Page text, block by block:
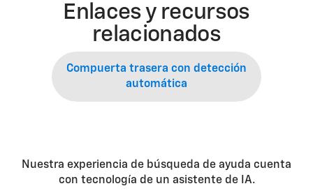
Enlaces y recursos
relacionados
Compuerta trasera con detección
automática
Nuestra experiencia de búsqueda de ayuda cuenta
con tecnología de un asistente de IA.